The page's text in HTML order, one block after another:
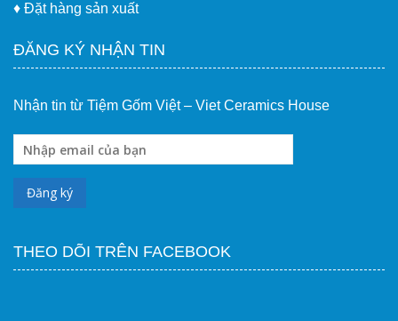
♦ Đặt hàng sản xuất
ĐĂNG KÝ NHẬN TIN
Nhận tin từ Tiệm Gốm Việt – Viet Ceramics House
THEO DÕI TRÊN FACEBOOK